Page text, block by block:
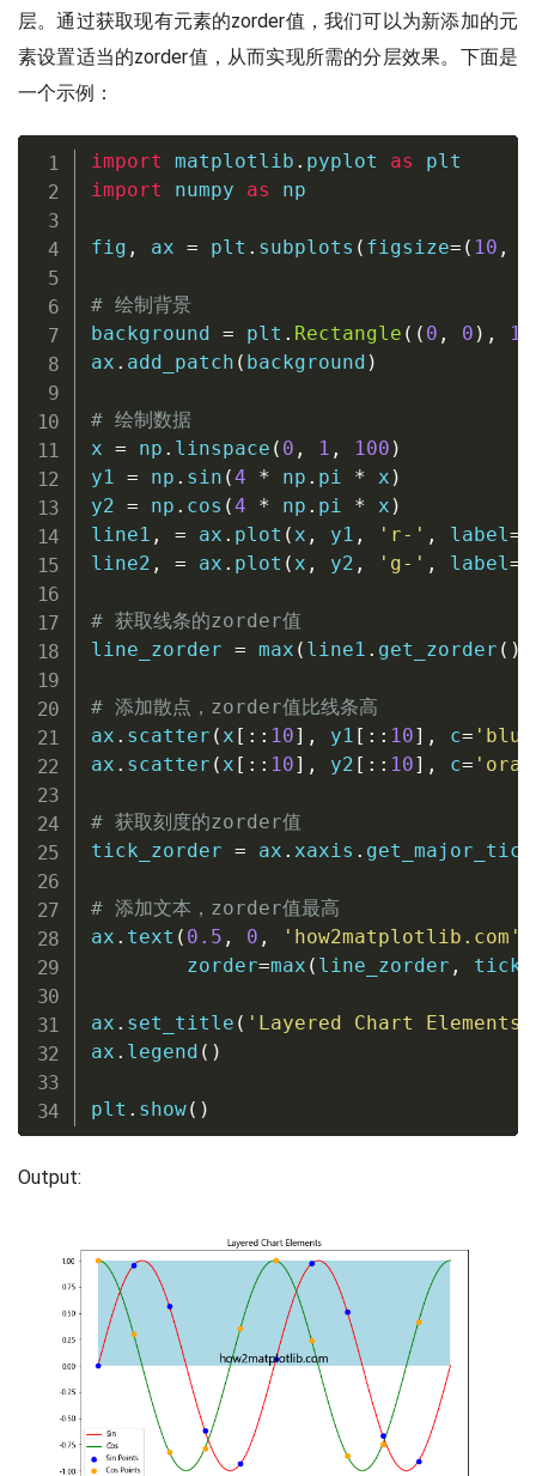
层。通过获取现有元素的zorder值，我们可以为新添加的元
素设置适当的zorder值，从而实现所需的分层效果。下面是
一个示例：
import matplotlib . pyplot as
import numpy as np
fig , ax = plt . subplots ( figsize= ( 10 ,
# 绘制背景
background = plt . Rectangle ( ( 0 , 0 ) , 1
ax . add_patch ( background )
# 绘制数据
x = np . linspace ( 0 , 1 , 100 )
y1 = np . sin (4 * np . pi * x )
y2 = np . cos (4 * np . pi * x )
line1 , = ax . plot ( x , y1 , 'r-' , label=
line2 , = ax . plot ( x , y2 , 'g-' , label=
# 获取线条的zorder值
line_zorder = max ( line1 . get_zorder ( )
# 添加散点，zorder值比线条高
ax . scatter ( x [ : : 10] , y1 [ : : 10] , c=
ax . scatter ( x [ : : 10] , y2 [ : : 10] , c=
# 获取刻度的zorder值
tick_zorder = ax . xaxis .
# 添加文本，zorder值最高
ax . text ( 0.5 , 0 , 'how2matplotlib.com'
        zorder
=max ( line_zorder ,
ax . set_title ( 'Layered Chart Elements'
ax . legend ( )
plt . show( )
Output: